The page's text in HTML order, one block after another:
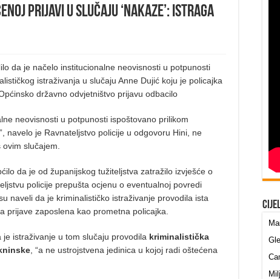
prijavi u slučaju ‘nakaze’: Istraga
da je načelo institucionalne neovisnosti u potpunosti
istraživanja u slučaju Anne Dujić koju je policajka
državno odvjetništvo prijavu odbacilo
neovisnosti u potpunosti ispoštovano prilikom
navelo je Ravnateljstvo policije u odgovoru Hini, ne
slučajem.
da je od županijskog tužiteljstva zatražilo izvješće o
policije prepušta ocjenu o eventualnoj povredi
naveli da je kriminalističko istraživanje provodila ista
prijave zaposlena kao prometna policajka.
istraživanje u tom slučaju provodila kriminalistička
, “a ne ustrojstvena jedinica u kojoj radi oštećena